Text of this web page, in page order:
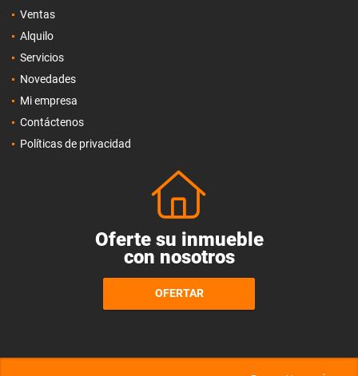
Ventas
Alquilo
Servicios
Novedades
Mi empresa
Contáctenos
Políticas de privacidad
Oferte su inmueble
con nosotros
OFERTAR